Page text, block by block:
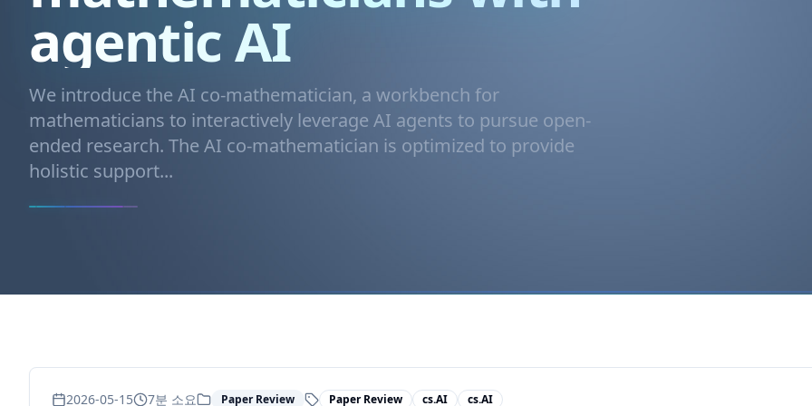
agentic AI
We introduce the AI co-mathematician, a workbench for
mathematicians to interactively leverage AI agents to pursue open-
ended research. The AI co-mathematician is optimized to provide
holistic support...
2026-05-15 7분 소요 Paper Review Paper Review cs.AI cs.AI